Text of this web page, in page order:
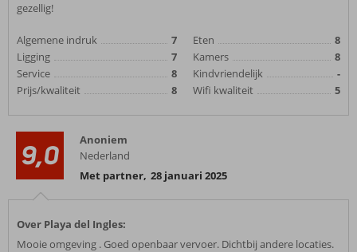
gezellig!
Algemene indruk
7
Ligging
7
Service
8
Prijs/kwaliteit
8
Eten
8
Kamers
8
Kindvriendelijk
-
Wifi kwaliteit
5
9,0
Anoniem
Nederland
Met partner, 28 januari 2025
Over Playa del Ingles:
Mooie omgeving . Goed openbaar vervoer. Dichtbij andere locaties.